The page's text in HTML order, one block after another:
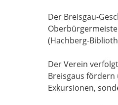
Der Breisgau-
(Hachberg-
Der Verein
Breisgaus fördern
Exkursionen,